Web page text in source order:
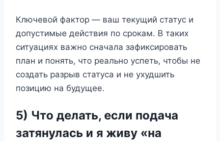
Ключевой фактор — ваш текущий статус и
допустимые действия по срокам. В таких
ситуациях важно сначала зафиксировать
план и понять, что реально успеть, чтобы не
создать разрыв статуса и не ухудшить
позицию на будущее.
5) Что делать, если подача
затянулась и я живу «на